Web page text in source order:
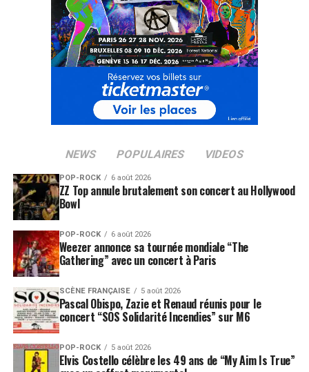
NEWS POPULAIRES VIDEOS
POP-ROCK 6 août 2026
ZZ Top annule brutalement son concert au Hollywood
Bowl
POP-ROCK 6 août 2026
Weezer annonce sa tournée mondiale “The
Gathering” avec un concert à Paris
SCÈNE FRANÇAISE 5 août 2026
Pascal Obispo, Zazie et Renaud réunis pour le
concert “SOS Solidarité Incendies” sur M6
POP-ROCK 5 août 2026
Elvis Costello célèbre les 49 ans de “My Aim Is True”